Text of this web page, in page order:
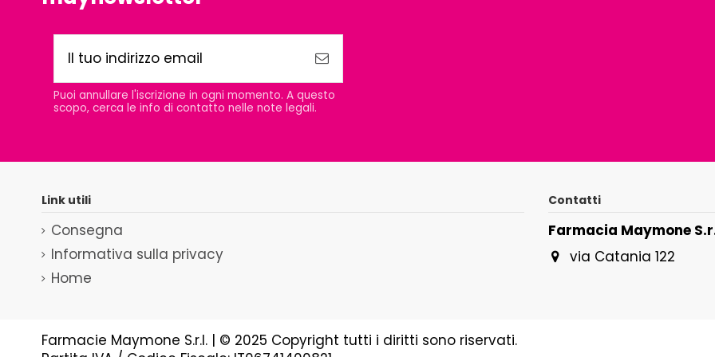
Puoi annullare l'iscrizione in ogni momento. A questo
scopo, cerca le info di contatto nelle note legali.
Link utili
Consegna
Informativa sulla privacy
Home
Contatti
Farmacia Maymone
via Catania 122
Farmacie Maymone S.r.l. | © 2025 Copyright tutti i diritti sono riservati.